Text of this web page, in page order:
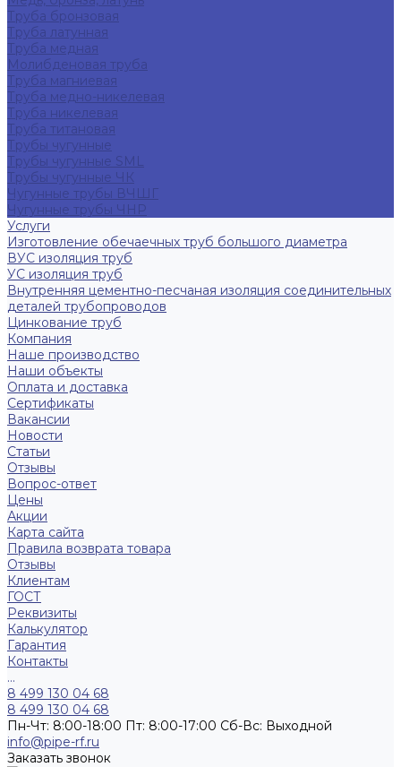
Труба бронзовая
Труба латунная
Труба медная
Молибденовая труба
Труба магниевая
Труба медно-никелевая
Труба никелевая
Труба титановая
Трубы чугунные
Трубы чугунные SML
Трубы чугунные ЧК
Чугунные трубы ВЧШГ
Чугунные трубы ЧНР
Услуги
Изготовление обечаечных труб большого диаметра
ВУС изоляция труб
УС изоляция труб
Внутренняя цементно-песчаная изоляция соединительных
деталей трубопроводов
Цинкование труб
Компания
Наше производство
Наши объекты
Оплата и доставка
Сертификаты
Вакансии
Новости
Статьи
Отзывы
Вопрос-ответ
Цены
Акции
Карта сайта
Правила возврата товара
Отзывы
Клиентам
ГОСТ
Реквизиты
Калькулятор
Гарантия
Контакты
...
8 499 130 04 68
8 499 130 04 68
Пн-Чт: 8:00-18:00 Пт: 8:00-17:00 Сб-Вс: Выходной
info@pipe-rf.ru
Заказать звонок